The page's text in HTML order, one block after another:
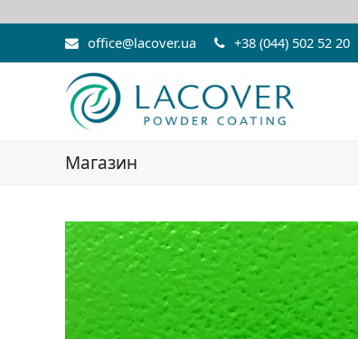
office@lacover.ua +38 (044) 502 52 20
Магазин